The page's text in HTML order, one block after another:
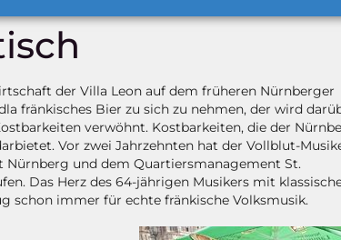
der Villa Leon auf dem früheren Nürnberger
fränkisches Bier zu sich zu nehmen, der wird
verwöhnt. Kostbarkeiten, die der
Vor zwei Jahrzehnten hat der Vollblut-
und dem Quartiersmanagement St.
Das Herz des 64-jährigen Musikers mit
schon immer für echte fränkische Volksmusik.